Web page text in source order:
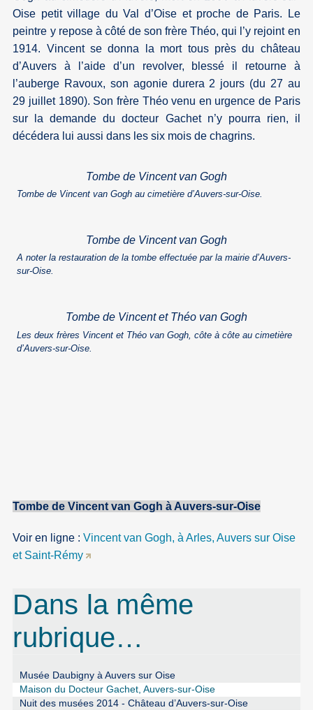
Oise petit village du Val d’Oise et proche de Paris. Le
peintre y repose à côté de son frère Théo, qui l’y rejoint en
1914. Vincent se donna la mort tous près du château
d’Auvers à l’aide d’un revolver, blessé il retourne à
l’auberge Ravoux, son agonie durera 2 jours (du 27 au
29 juillet 1890). Son frère Théo venu en urgence de Paris
sur la demande du docteur Gachet n’y pourra rien, il
décédera lui aussi dans les six mois de chagrins.
Tombe de Vincent van Gogh
Tombe de Vincent van Gogh au cimetière d’Auvers-sur-Oise.
Tombe de Vincent van Gogh
A noter la restauration de la tombe effectuée par la mairie d’Auvers-
sur-Oise.
Tombe de Vincent et Théo van Gogh
Les deux frères Vincent et Théo van Gogh, côte à côte au cimetière
d’Auvers-sur-Oise.
Tombe de Vincent van Gogh à Auvers-sur-Oise
Voir en ligne :Vincent van Gogh, à Arles, Auvers sur Oise
et Saint-Rémy
Dans la même
rubrique…
Musée Daubigny à Auvers sur Oise
Maison du Docteur Gachet, Auvers-sur-Oise
Nuit des musées 2014 - Château d’Auvers-sur-Oise